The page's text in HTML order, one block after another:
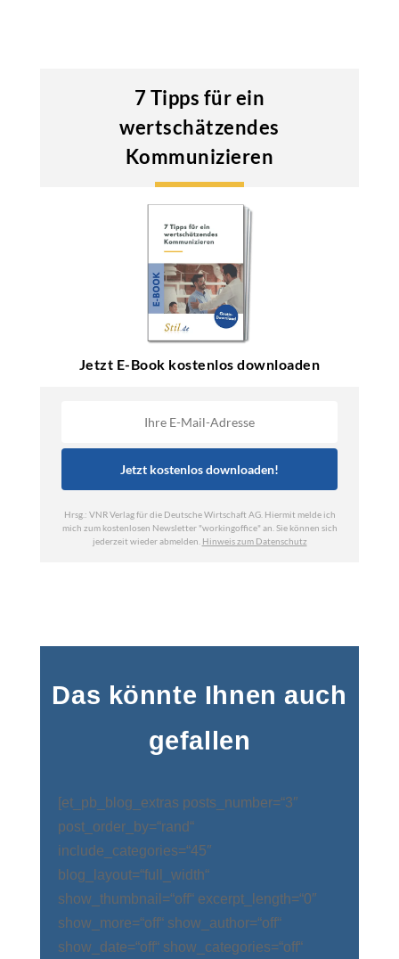
Das könnte Ihnen auch
gefallen
[et_pb_blog_extras posts_number=“3″
post_order_by=“rand“
include_categories=“45″
blog_layout=“full_width“
show_thumbnail=“off“ excerpt_length=“0″
show_more=“off“ show_author=“off“
show_date=“off“ show_categories=“off“